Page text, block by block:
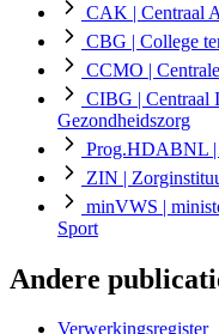
CAK | Centraal
CBG | College
CCMO |
CIBG | Centraal
Gezondheidszorg
Prog.HDABNL
ZIN |
minVWS |
Sport
Andere
Verwerkingsregister